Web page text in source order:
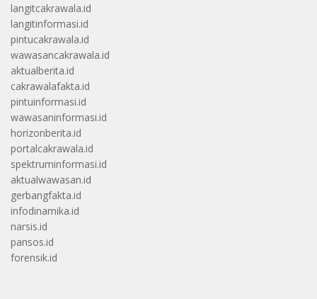
langitcakrawala.id
langitinformasi.id
pintucakrawala.id
wawasancakrawala.id
aktualberita.id
cakrawalafakta.id
pintuinformasi.id
wawasaninformasi.id
horizonberita.id
portalcakrawala.id
spektruminformasi.id
aktualwawasan.id
gerbangfakta.id
infodinamika.id
narsis.id
pansos.id
forensik.id